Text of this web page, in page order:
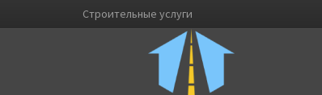
Строительные услуги